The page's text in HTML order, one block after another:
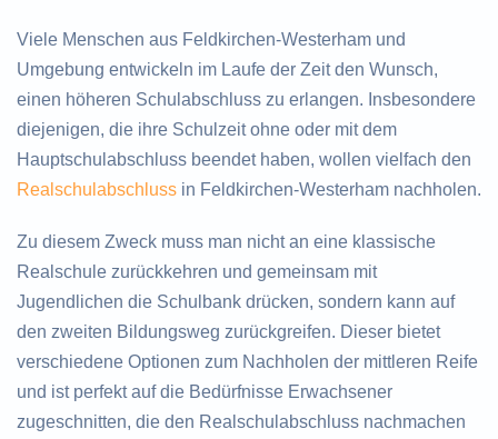
Viele Menschen aus Feldkirchen-Westerham und
Umgebung entwickeln im Laufe der Zeit den Wunsch,
einen höheren Schulabschluss zu erlangen. Insbesondere
diejenigen, die ihre Schulzeit ohne oder mit dem
Hauptschulabschluss beendet haben, wollen vielfach den
Realschulabschluss in Feldkirchen-Westerham nachholen.
Zu diesem Zweck muss man nicht an eine klassische
Realschule zurückkehren und gemeinsam mit
Jugendlichen die Schulbank drücken, sondern kann auf
den zweiten Bildungsweg zurückgreifen. Dieser bietet
verschiedene Optionen zum Nachholen der mittleren Reife
und ist perfekt auf die Bedürfnisse Erwachsener
zugeschnitten, die den Realschulabschluss nachmachen